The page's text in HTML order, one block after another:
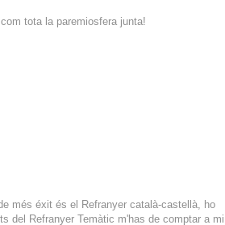
tota la paremiosfera junta!
més éxit és el Refranyer català-castellà, ho
del Refranyer Temàtic m'has de comptar a mi